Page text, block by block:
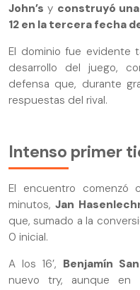
John’s y construyó
12 en la tercera fecha
El dominio fue evidente
desarrollo del juego,
defensa que, durante
respuestas del rival.
Intenso primer
El encuentro comenzó
minutos,Jan
que, sumado a la
0 inicial.
A los 16’, Benjamín
nuevo try, aunque en